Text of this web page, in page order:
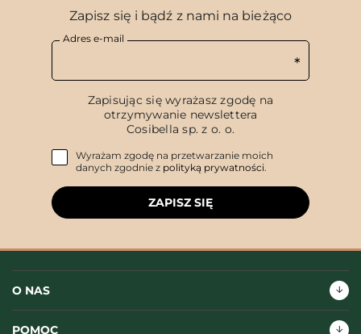
Zapisz się i bądź z nami na bieżąco
Adres e-mail
Zapisując się wyrażasz zgodę na
otrzymywanie newslettera
Cosibella sp. z o. o.
Wyrażam zgodę na przetwarzanie moich
danych zgodnie z polityką prywatności.
ZAPISZ SIĘ
O NAS
POMOC